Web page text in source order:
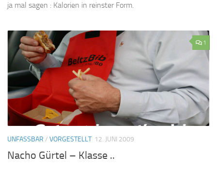
ja mal sagen : Kalorien in reinster Form.
1
UNFASSBAR / VORGESTELLT 12. JUNI 2009
Nacho Gürtel – Klasse ..